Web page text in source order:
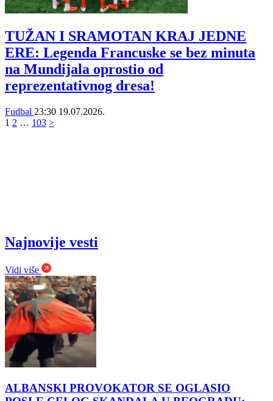
TUŽAN I SRAMOTAN KRAJ JEDNE
ERE: Legenda Francuske se bez minuta
na Mundijala oprostio od
reprezentativnog dresa!
Fudbal 23:30 19.07.2026.
1 2 … 103 >
Najnovije vesti
Vidi više
ALBANSKI PROVOKATOR SE OGLASIO